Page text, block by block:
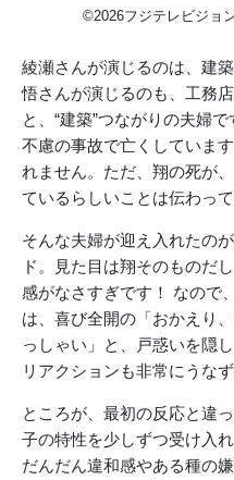
©2026フジテレビジョ
綾瀬さんが演じるのは、建
悟さんが演じるのも、工務
と、“建築”つながりの夫婦
不慮の事故で亡くしていま
れません。ただ、翔の死が
ているらしいことは伝わって
そんな夫婦が迎え入れたの
ド。見た目は翔そのものだ
感がなさすぎです！ なので
は、喜び全開の「おかえり
っしゃい」と、戸惑いを隠
リアクションも非常にうなず
ところが、最初の反応と違
子の特性を少しずつ受け入
だんだん違和感やある種の